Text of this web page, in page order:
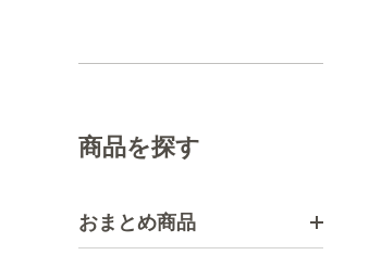
商品を探す
おまとめ商品